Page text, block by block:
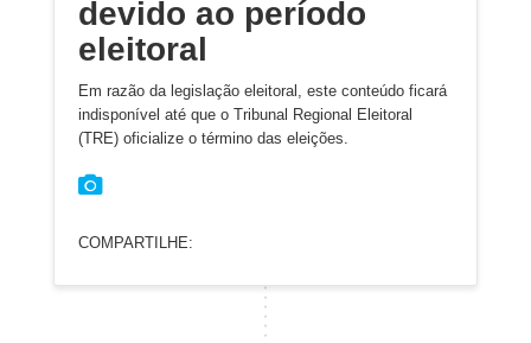
devido ao período
eleitoral
Em razão da legislação eleitoral, este conteúdo ficará
indisponível até que o Tribunal Regional Eleitoral
(TRE) oficialize o término das eleições.
COMPARTILHE: